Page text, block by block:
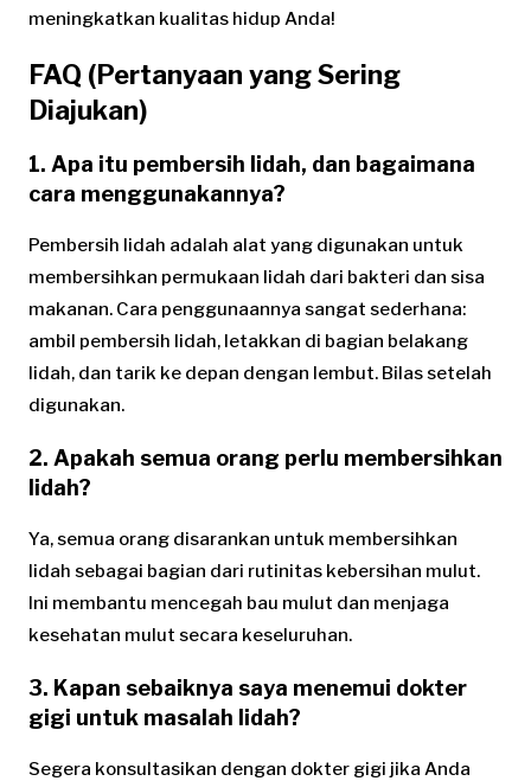
meningkatkan kualitas hidup Anda!
FAQ (Pertanyaan yang Sering
Diajukan)
1. Apa itu pembersih lidah, dan bagaimana
cara menggunakannya?
Pembersih lidah adalah alat yang digunakan untuk
membersihkan permukaan lidah dari bakteri dan sisa
makanan. Cara penggunaannya sangat sederhana:
ambil pembersih lidah, letakkan di bagian belakang
lidah, dan tarik ke depan dengan lembut. Bilas setelah
digunakan.
2. Apakah semua orang perlu membersihkan
lidah?
Ya, semua orang disarankan untuk membersihkan
lidah sebagai bagian dari rutinitas kebersihan mulut.
Ini membantu mencegah bau mulut dan menjaga
kesehatan mulut secara keseluruhan.
3. Kapan sebaiknya saya menemui dokter
gigi untuk masalah lidah?
Segera konsultasikan dengan dokter gigi jika Anda